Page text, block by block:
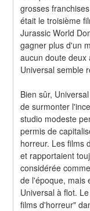
grosses
était le troisième
Jurassic World
gagner plus d'un
aucun doute deux
Universal semble
Bien sûr,
de surmonter
studio modeste
permis de
horreur. Les films
et rapportaient
considérée
de l'époque, mais
Universal à flot.
films d'horreur"